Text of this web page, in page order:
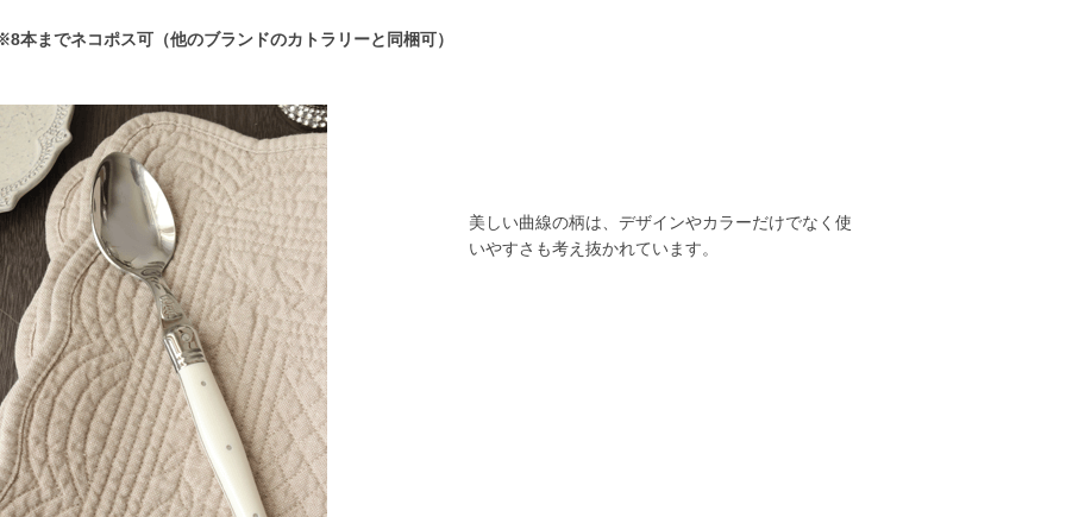
本までネコポス可（他のブランドのカトラリーと同梱可）
美しい曲線の柄は、デザインやカラーだけでなく使
いやすさも考え抜かれています。